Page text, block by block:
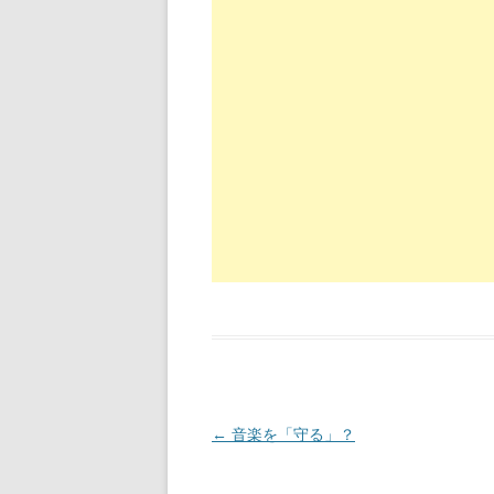
投稿ナビゲーション
← 音楽を「守る」？